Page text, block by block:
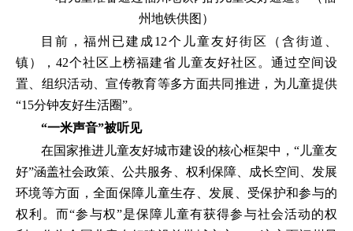
州地铁供图）
目前，福州已建成12个儿童友好街区（含街道、
镇），42个社区上榜福建省儿童友好社区。通过空间设
置、组织活动、宣传教育等多方面共同推进，为儿童提供
“15分钟友好生活圈”。
“一米声音”被听见
在国家推进儿童友好城市建设的核心框架中，“儿童友
好”涵盖社会政策、公共服务、权利保障、成长空间、发展
环境等方面，全面保障儿童生存、发展、受保护和参与的
权利。而“参与权”是保障儿童有获得参与社会活动的权